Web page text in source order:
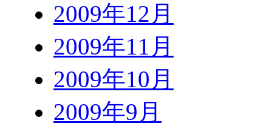
2009年12月
2009年11月
2009年10月
2009年9月